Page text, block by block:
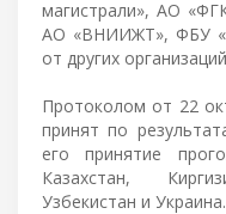
магистрали», АО
АО «ВНИИЖТ», ФБУ
от других
Протоколом от 22
принят по
его принятие
Казахстан,
Узбекистан и Украина.